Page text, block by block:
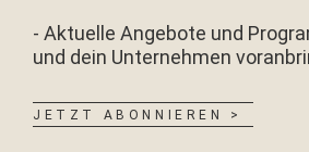
- Aktuelle Angebote und
und dein Unternehmen
JETZT ABONNIEREN >